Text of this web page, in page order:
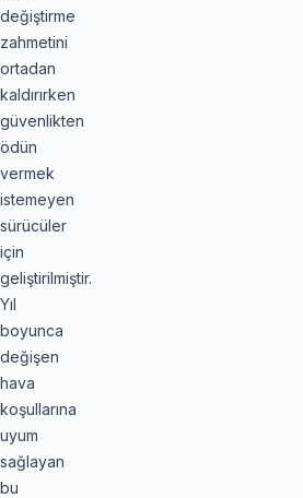
değiştirme
zahmetini
ortadan
kaldırırken
güvenlikten
ödün
vermek
istemeyen
sürücüler
için
geliştirilmiştir.
Yıl
boyunca
değişen
hava
koşullarına
uyum
sağlayan
bu